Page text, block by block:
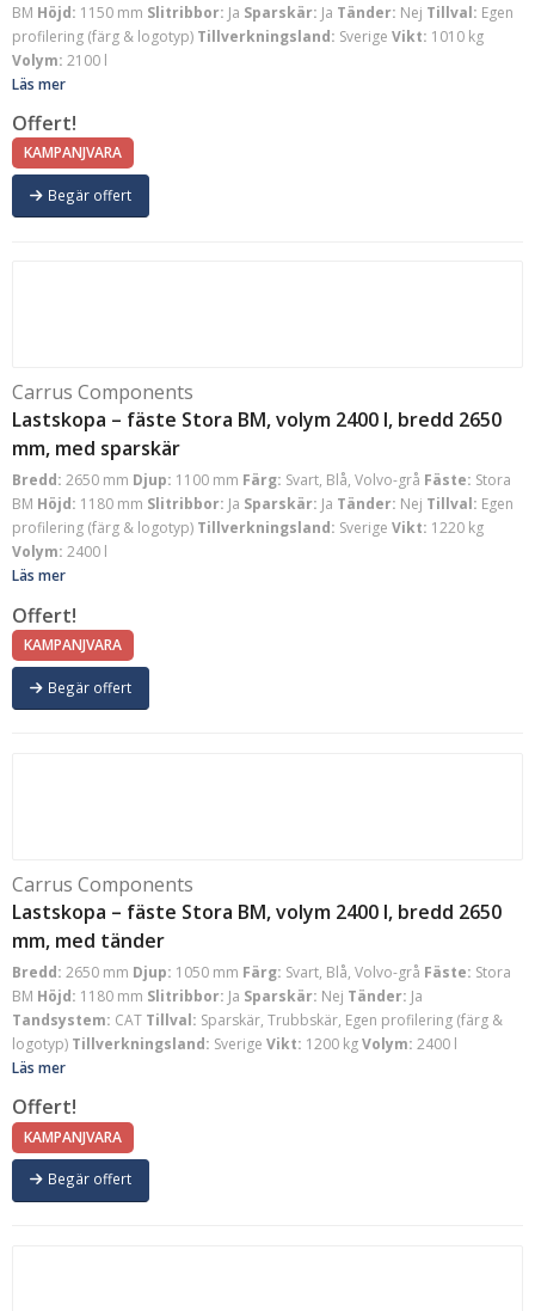
BM Höjd: 1150 mm Slitribbor: Ja Sparskär: Ja Tänder: Nej Tillval: Egen
profilering (färg & logotyp) Tillverkningsland: Sverige Vikt: 1010 kg
Volym: 2100 l
Läs mer
Offert!
KAMPANJVARA
Begär offert
Carrus Components
Lastskopa – fäste Stora BM, volym 2400 l, bredd 2650
mm, med sparskär
Bredd: 2650 mm Djup: 1100 mm Färg: Svart, Blå, Volvo-grå Fäste: Stora
BM Höjd: 1180 mm Slitribbor: Ja Sparskär: Ja Tänder: Nej Tillval: Egen
profilering (färg & logotyp) Tillverkningsland: Sverige Vikt: 1220 kg
Volym: 2400 l
Läs mer
Offert!
KAMPANJVARA
Begär offert
Carrus Components
Lastskopa – fäste Stora BM, volym 2400 l, bredd 2650
mm, med tänder
Bredd: 2650 mm Djup: 1050 mm Färg: Svart, Blå, Volvo-grå Fäste: Stora
BM Höjd: 1180 mm Slitribbor: Ja Sparskär: Nej Tänder: Ja
Tandsystem: CAT Tillval: Sparskär, Trubbskär, Egen profilering (färg &
logotyp) Tillverkningsland: Sverige Vikt: 1200 kgVolym: 2400 l
Läs mer
Offert!
KAMPANJVARA
Begär offert